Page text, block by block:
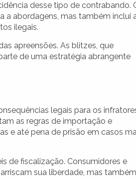
desse tipo de contrabando.
a abordagens, mas também inclui
ilegais.
apreensões. As blitzes, que
de uma estratégia abrangente
legais para os
as regras de importação e
e até pena de prisão em casos
de fiscalização. Consumidores e
sua liberdade, mas também